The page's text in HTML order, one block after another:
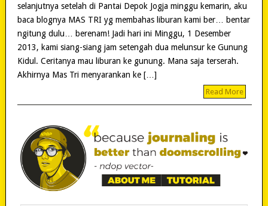
selanjutnya setelah di Pantai Depok Jogja minggu kemarin, aku
baca blognya MAS TRI yg membahas liburan kami ber… bentar
ngitung dulu… berenam! Jadi hari ini Minggu, 1 Desember
2013, kami siang-siang jam setengah dua melunsur ke Gunung
Kidul. Ceritanya mau liburan ke gunung. Mana saja terserah.
Akhirnya Mas Tri menyarankan ke […]
Read More